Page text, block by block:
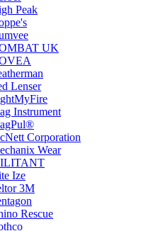
Peak
UK
Lenser
Instrument
Corporation
Wear
Ize
3M
Rescue